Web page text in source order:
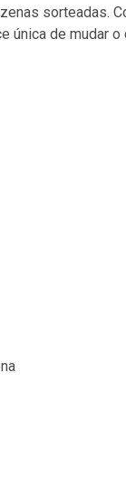
sorteadas.
única de mudar